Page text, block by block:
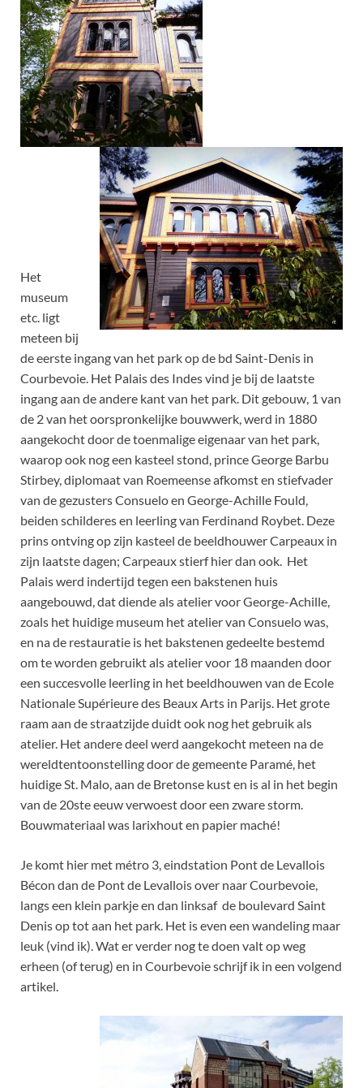
Het
museum
etc. ligt
meteen bij
de eerste ingang van het park op de bd Saint-Denis in
Courbevoie. Het Palais des Indes vind je bij de laatste
ingang aan de andere kant van het park. Dit gebouw, 1 van
de 2 van het oorspronkelijke bouwwerk, werd in 1880
aangekocht door de toenmalige eigenaar van het park,
waarop ook nog een kasteel stond, prince George Barbu
Stirbey, diplomaat van Roemeense afkomst en stiefvader
van de gezusters Consuelo en George-Achille Fould,
beiden schilderes en leerling van Ferdinand Roybet. Deze
prins ontving op zijn kasteel de beeldhouwer Carpeaux in
zijn laatste dagen; Carpeaux stierf hier dan ook. Het
Palais werd indertijd tegen een bakstenen huis
aangebouwd, dat diende als atelier voor George-Achille,
zoals het huidige museum het atelier van Consuelo was,
en na de restauratie is het bakstenen gedeelte bestemd
om te worden gebruikt als atelier voor 18 maanden door
een succesvolle leerling in het beeldhouwen van de Ecole
Nationale Supérieure des Beaux Arts in Parijs. Het grote
raam aan de straatzijde duidt ook nog het gebruik als
atelier. Het andere deel werd aangekocht meteen na de
wereldtentoonstelling door de gemeente Paramé, het
huidige St. Malo, aan de Bretonse kust en is al in het begin
van de 20ste eeuw verwoest door een zware storm.
Bouwmateriaal was larixhout en papier maché!
Je komt hier met métro 3, eindstation Pont de Levallois
Bécon dan de Pont de Levallois over naar Courbevoie,
langs een klein parkje en dan linksaf de boulevard Saint
Denis op tot aan het park. Het is even een wandeling maar
leuk (vind ik). Wat er verder nog te doen valt op weg
erheen (of terug) en in Courbevoie schrijf ik in een volgend
artikel.